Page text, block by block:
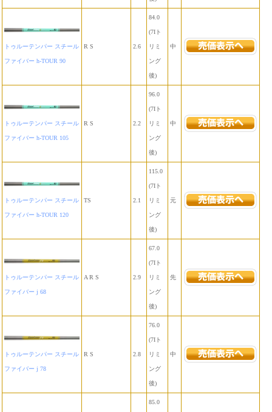
トゥルーテンパー スチール
ファイバー h-TOUR 90
R S 2.6
84.0
(7Iト
リミ
ング
後)
中
トゥルーテンパー スチール
ファイバー h-TOUR 105
R S 2.2
96.0
(7Iト
リミ
ング
後)
中
トゥルーテンパー スチール
ファイバー h-TOUR 120
TS 2.1
115.0
(7Iト
リミ
ング
後)
元
トゥルーテンパー スチール
ファイバー j 68
A R S 2.9
67.0
(7Iト
リミ
ング
後)
先
トゥルーテンパー スチール
ファイバー j 78
R S 2.8
76.0
(7Iト
リミ
ング
後)
中
85.0